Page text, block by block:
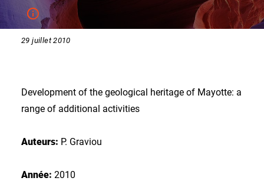
29 juillet 2010
Development of the geological heritage of Mayotte: a
range of additional activities
Auteurs: P. Graviou
Année: 2010